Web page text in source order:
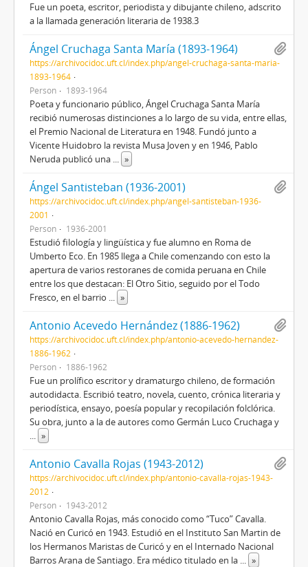
Fue un poeta, escritor, periodista y dibujante chileno, adscrito
a la llamada generación literaria de 1938.3​
Ángel Cruchaga Santa María (1893-1964)
https://archivocidoc.uft.cl/index.php/angel-cruchaga-santa-maria-
1893-1964
Person
1893-1964
Poeta y funcionario público, Ángel Cruchaga Santa María
recibió numerosas distinciones a lo largo de su vida, entre ellas,
el Premio Nacional de Literatura en 1948. Fundó junto a
Vicente Huidobro la revista Musa Joven y en 1946, Pablo
Neruda publicó una ... »
Ángel Santisteban (1936-2001)
https://archivocidoc.uft.cl/index.php/angel-santisteban-1936-
2001
Person
1936-2001
Estudió filología y lingüística y fue alumno en Roma de
Umberto Eco. En 1985 llega a Chile comenzando con esto la
apertura de varios restoranes de comida peruana en Chile
entre los que destacan: El Otro Sitio, seguido por el Todo
Fresco, en el barrio ... »
Antonio Acevedo Hernández (1886-1962)
https://archivocidoc.uft.cl/index.php/antonio-acevedo-hernandez-
1886-1962
Person
1886-1962
Fue un prolífico escritor y dramaturgo chileno, de formación
autodidacta. Escribió teatro, novela, cuento, crónica literaria y
periodística, ensayo, poesía popular y recopilación folclórica.
Su obra, junto a la de autores como Germán Luco Cruchaga y
... »
Antonio Cavalla Rojas (1943-2012)
https://archivocidoc.uft.cl/index.php/antonio-cavalla-rojas-1943-
2012
Person
1943-2012
Antonio Cavalla Rojas, más conocido como “Tuco” Cavalla.
Nació en Curicó en 1943. Estudió en el Instituto San Martin de
los Hermanos Maristas de Curicó y en el Internado Nacional
Barros Arana de Santiago. Era médico titulado en la ... »